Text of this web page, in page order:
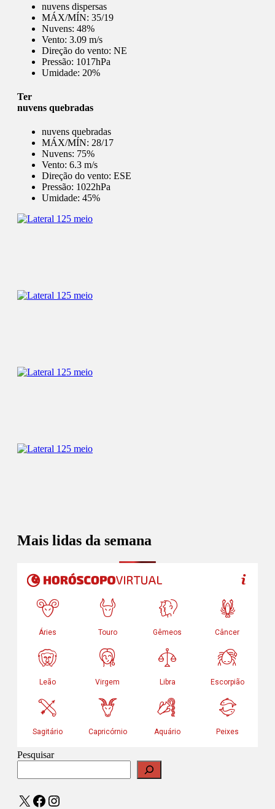
nuvens dispersas
MÁX/MÍN: 35/19
Nuvens: 48%
Vento: 3.09 m/s
Direção do vento: NE
Pressão: 1017hPa
Umidade: 20%
Ter
nuvens quebradas
nuvens quebradas
MÁX/MÍN: 28/17
Nuvens: 75%
Vento: 6.3 m/s
Direção do vento: ESE
Pressão: 1022hPa
Umidade: 45%
Mais lidas da semana
Pesquisar
X Facebook
Instagram